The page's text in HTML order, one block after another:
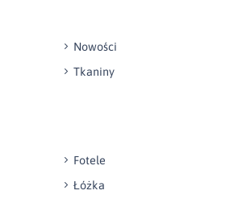
Konstrukcję siedziska
wyraźnie oddzielającym
aż sześć wielkich poduszek
przez co całość nabiera
Nowości
Tkaniny
Fotele
Łóżka